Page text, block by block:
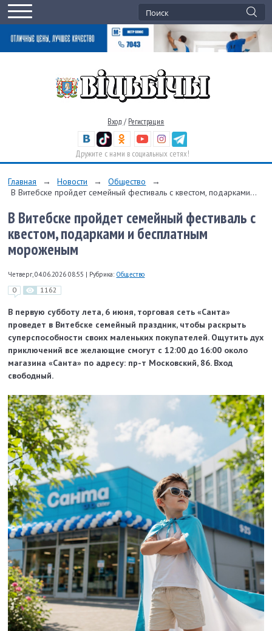
Вход / Регистрация
Дружите с нами в социальных сетях!
Главная → Новости → Общество
→
В Витебске пройдет семейный фестиваль с квестом, подарками...
В Витебске пройдет семейный фестиваль с
квестом, подарками и бесплатным
мороженым
Четверг, 04.06.2026 08:55 | Рубрика: Общество
0 1162
В первую субботу лета, 6 июня, торговая сеть «Санта»
проведет в Витебске семейный праздник, чтобы раскрыть
суперспособности своих маленьких покупателей. Ощутить дух
приключений все желающие смогут с 12:00 до 16:00 около
магазина «Санта» по адресу: пр-т Московский, 86. Вход
свободный.